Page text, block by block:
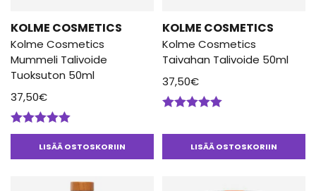
KOLME COSMETICS
Kolme Cosmetics
Mummeli Talivoide
Tuoksuton 50ml
37,50€
Arvostelu
tuotteesta:LISÄÄ OSTOSKORIIN
KOLME COSMETICS
Kolme Cosmetics
Taivahan Talivoide 50ml
37,50€
LISÄÄ OSTOSKORIIN